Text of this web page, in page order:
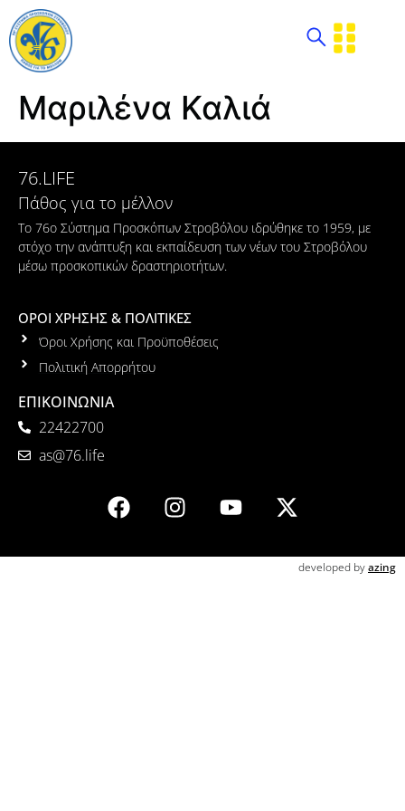
Μαριλένα Καλιά
76.LIFE
Πάθος για το μέλλον
Το 76ο Σύστημα Προσκόπων Στροβόλου ιδρύθηκε το 1959, με
στόχο την ανάπτυξη και εκπαίδευση των νέων του Στροβόλου
μέσω προσκοπικών δραστηριοτήτων.
ΟΡΟΙ ΧΡΗΣΗΣ & ΠΟΛΙΤΙΚΕΣ
Όροι Χρήσης και Προϋποθέσεις
Πολιτική Απορρήτου
ΕΠΙΚΟΙΝΩΝΙΑ
22422700
as@76.life
developed byazing